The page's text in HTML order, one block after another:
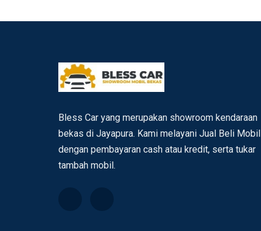
Bless Car yang merupakan showroom kendaraan
bekas di Jayapura. Kami melayani Jual Beli Mobil
dengan pembayaran cash atau kredit, serta tukar
tambah mobil.